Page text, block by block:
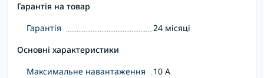
Гарантія на товар
Гарантія
24 місяці
Основні характеристики
Максимальне навантаження
10 A